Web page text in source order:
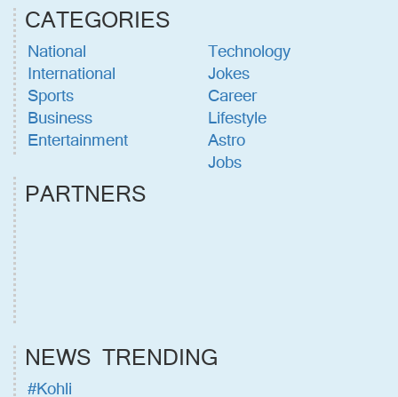
CATEGORIES
National
International
Sports
Business
Entertainment
Technology
Jokes
Career
Lifestyle
Astro
Jobs
PARTNERS
NEWS TRENDING
#Kohli